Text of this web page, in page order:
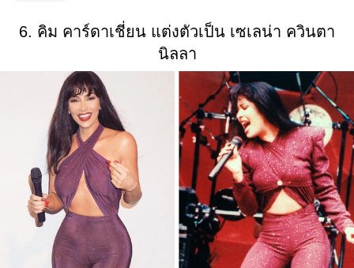
6. คิม คาร์ดาเชี่ยน แต่งตัวเป็น เซเลน่า ควินตา
นิลลา